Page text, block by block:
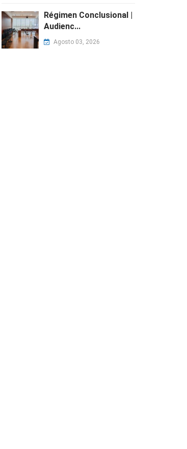
Régimen Conclusional |
Audienc...
Agosto 03, 2026